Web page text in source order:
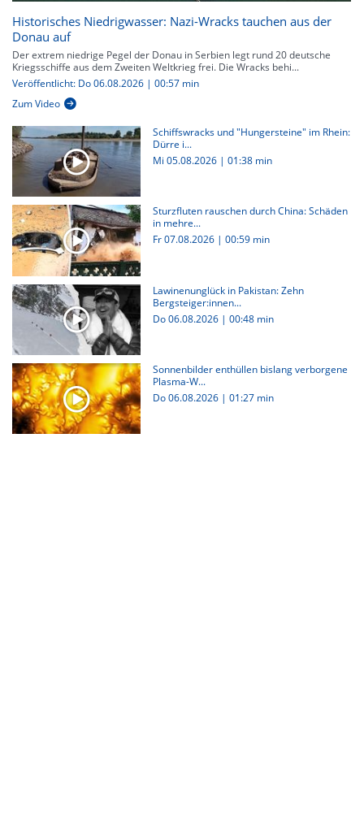
Historisches Niedrigwasser: Nazi-Wracks tauchen aus der
Donau auf
Der extrem niedrige Pegel der Donau in Serbien legt rund 20 deutsche
Kriegsschiffe aus dem Zweiten Weltkrieg frei. Die Wracks behi...
Veröffentlicht: Do 06.08.2026 | 00:57 min
Zum Video
Schiffswracks und "Hungersteine" im Rhein:
Dürre i...
Mi 05.08.2026 | 01:38 min
Sturzfluten rauschen durch China: Schäden
in mehre...
Fr 07.08.2026 | 00:59 min
Lawinenunglück in Pakistan: Zehn
Bergsteiger:innen...
Do 06.08.2026 | 00:48 min
Sonnenbilder enthüllen bislang verborgene
Plasma-W...
Do 06.08.2026 | 01:27 min